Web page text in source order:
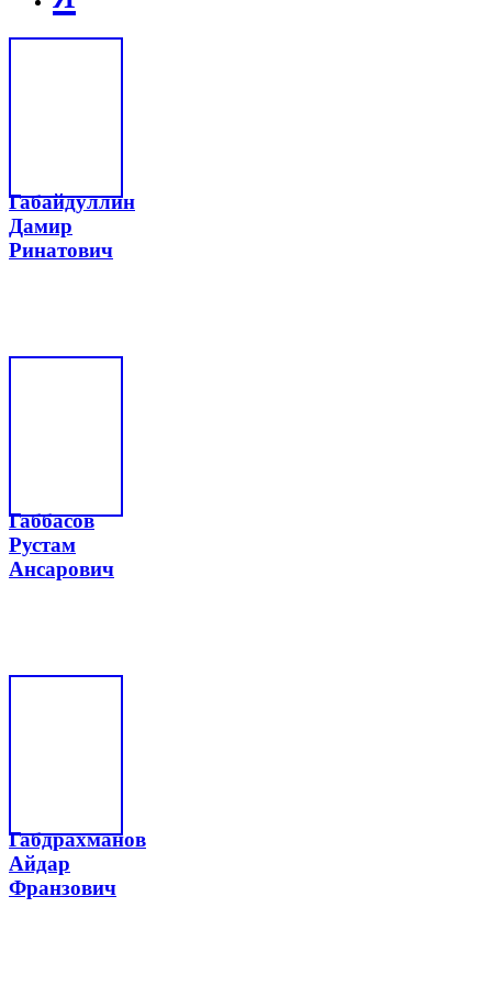
Габайдуллин
Дамир
Ринатович
Габбасов
Рустам
Ансарович
Габдрахманов
Айдар
Франзович